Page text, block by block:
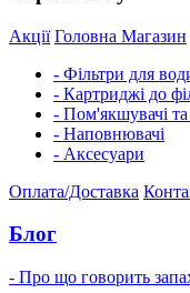
Акції Головна Магазин
- Фільтри для
- Картриджі до
- Пом'якшувачі та
- Наповнювачі
- Аксесуари
Оплата/Доставка
Блог
- Про що говорить